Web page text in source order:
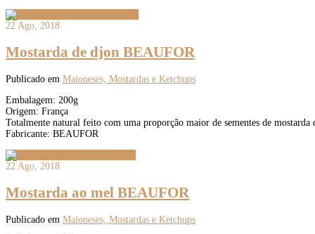
22 Ago, 2018
Mostarda de djon BEAUFOR
Publicado em Maioneses, Mostardas e Ketchups
Embalagem: 200g
Origem: França
Totalmente natural feito com uma proporção maior de sementes de mostarda
Fabricante: BEAUFOR
22 Ago, 2018
Mostarda ao mel BEAUFOR
Publicado em Maioneses, Mostardas e Ketchups